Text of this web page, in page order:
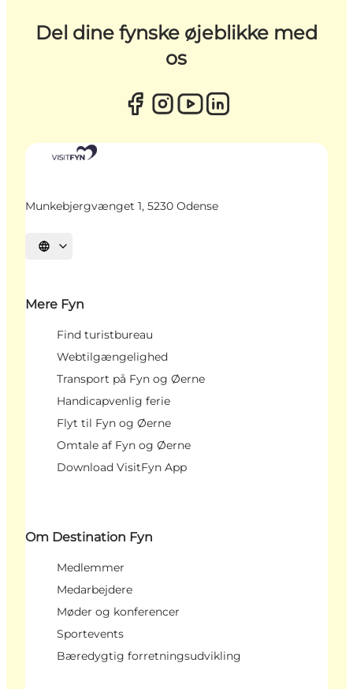
Del dine fynske øjeblikke med
os
Munkebjergvænget 1, 5230 Odense
Vælg sprog
Mere Fyn
Find turistbureau
Webtilgængelighed
Transport på Fyn og Øerne
Handicapvenlig ferie
Flyt til Fyn og Øerne
Omtale af Fyn og Øerne
Download VisitFyn App
Om Destination Fyn
Medlemmer
Medarbejdere
Møder og konferencer
Sportevents
Bæredygtig forretningsudvikling